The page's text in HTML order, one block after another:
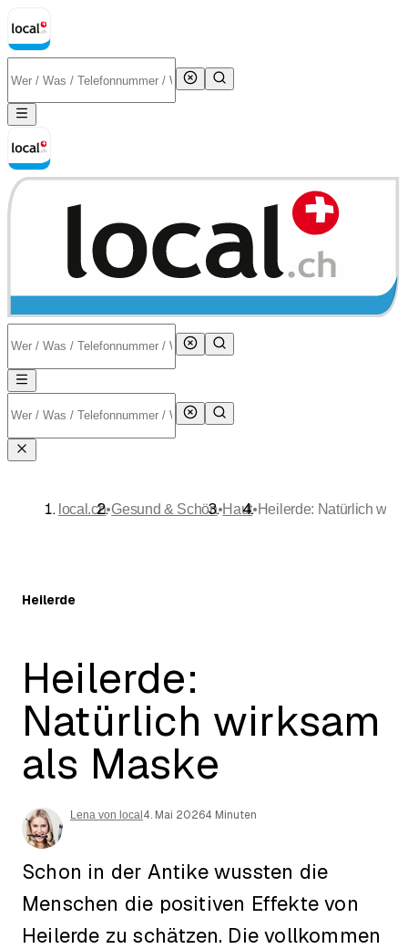
local.ch•Gesund & Schön•Haut•Heilerde: Natürlich
Heilerde
Heilerde:
Natürlich wirksam
als Maske
Lena von local4. Mai 20264 Minuten
Schon in der Antike wussten die
Menschen die positiven Effekte von
Heilerde zu schätzen. Die vollkommen